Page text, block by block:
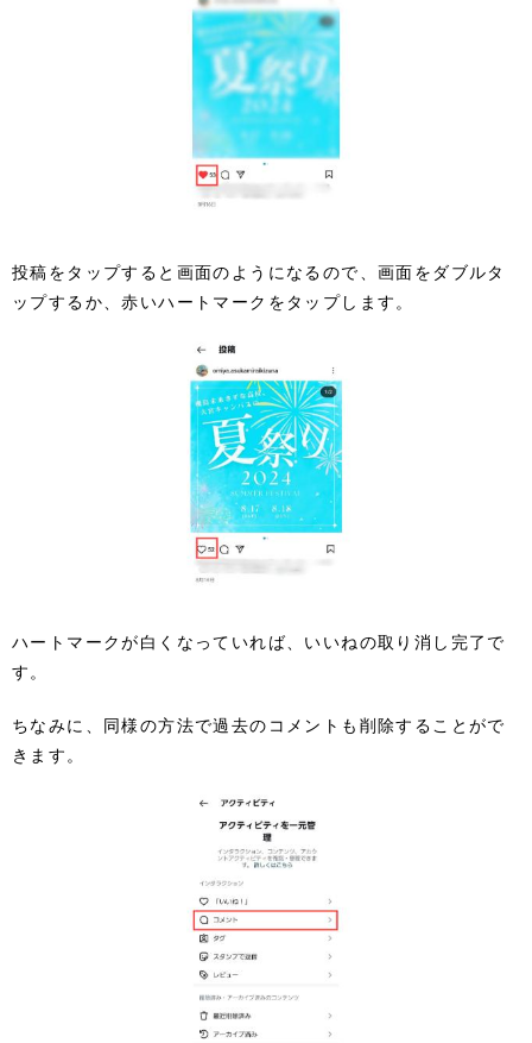
投稿をタップすると画面のようになるので、画面をダブルタ
ップするか、赤いハートマークをタップします。
ハートマークが白くなっていれば、いいねの取り消し完了で
す。
ちなみに、同様の方法で過去のコメントも削除することがで
きます。